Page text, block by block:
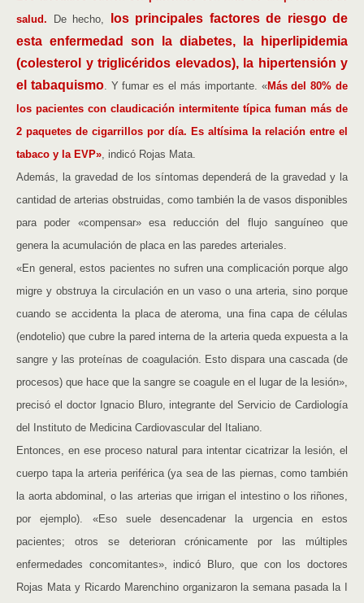
salud. De hecho,
los principales factores de riesgo de
esta enfermedad son la diabetes, la hiperlipidemia
(colesterol y triglicéridos elevados), la hipertensión y
el tabaquismo. Y fumar es el más importante. «Más del 80% de
los pacientes con claudicación intermitente típica fuman más de
2 paquetes de cigarrillos por día. Es altísima la relación entre el
tabaco y la EVP», indicó Rojas Mata.
Además, la gravedad de los síntomas dependerá de la gravedad y la
cantidad de arterias obstruidas, como también la de vasos disponibles
para poder «compensar» esa reducción del flujo sanguíneo que
genera la acumulación de placa en las paredes arteriales.
«En general, estos pacientes no sufren una complicación porque algo
migre y obstruya la circulación en un vaso o una arteria, sino porque
cuando se accidenta la placa de ateroma, una fina capa de células
(endotelio) que cubre la pared interna de la arteria queda expuesta a la
sangre y las proteínas de coagulación. Esto dispara una cascada (de
procesos) que hace que la sangre se coagule en el lugar de la lesión»,
precisó el doctor Ignacio Bluro, integrante del Servicio de Cardiología
del Instituto de Medicina Cardiovascular del Italiano.
Entonces, en ese proceso natural para intentar cicatrizar la lesión, el
cuerpo tapa la arteria periférica (ya sea de las piernas, como también
la aorta abdominal, o las arterias que irrigan el intestino o los riñones,
por ejemplo). «Eso suele desencadenar la urgencia en estos
pacientes; otros se deterioran crónicamente por las múltiples
enfermedades concomitantes», indicó Bluro, que con los doctores
Rojas Mata y Ricardo Marenchino organizaron la semana pasada la I